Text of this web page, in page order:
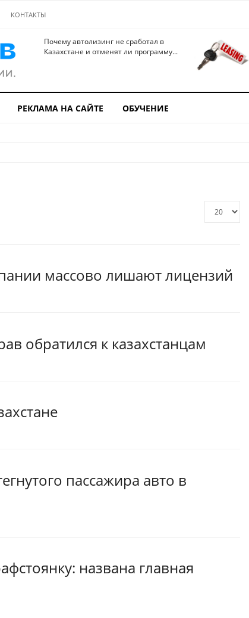
КОНТАКТЫ
Почему автолизинг не сработал в
Казахстане и отменят ли программу...
РЕКЛАМА НА САЙТЕ ОБУЧЕНИЕ
массово лишают лицензий
обратился к казахстанцам
пассажира авто в
названа главная